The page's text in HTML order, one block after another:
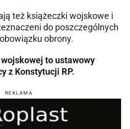
też książeczki wojskowe i
do poszczególnych
obrony.
to ustawowy
z Konstytucji RP.
REKLAMA